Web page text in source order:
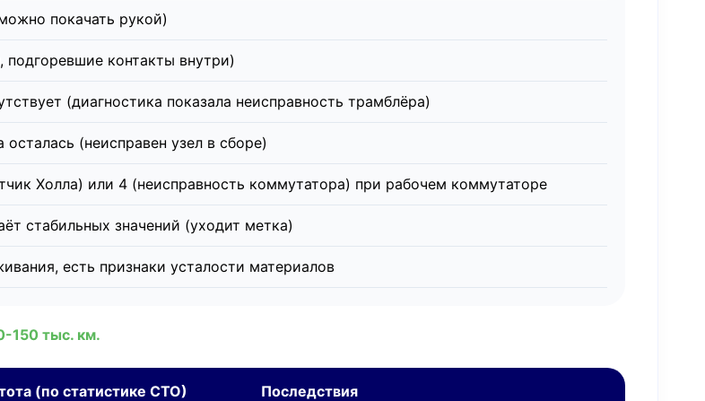
покачать рукой)
контакты внутри)
(диагностика показала неисправность трамблёра)
(неисправен узел в сборе)
Холла) или 4 (неисправность коммутатора) при рабочем коммутаторе
стабильных значений (уходит метка)
есть признаки усталости материалов
150 тыс. км.
(по статистике СТО) Последствия